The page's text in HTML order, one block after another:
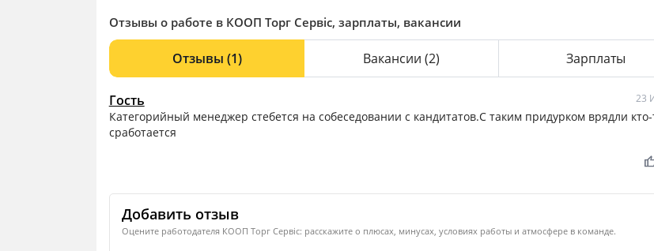
Отзывы о работе в КООП Торг Сервіс, зарплаты, вакансии
Отзывы (1) Вакансии (2) Зарплаты
Гость 23
Категорийный менеджер стебется на собеседовании с кандитатов.С таким придурком врядли кто-
сработается
Добавить отзыв
Оцените работодателя КООП Торг Сервіс: расскажите о плюсах, минусах, условиях работы и атмосфере в команде.